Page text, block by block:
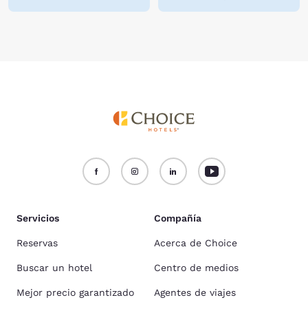
Servicios
Reservas
Buscar un hotel
Mejor precio garantizado
Compañía
Acerca de Choice
Centro de medios
Agentes de viajes